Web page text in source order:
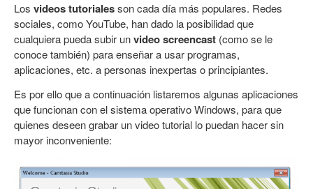
Los videos tutorialesson cada día más populares. Redes
sociales, como YouTube, han dado la posibilidad que
cualquiera pueda subir unvideo screencast (como se le
conoce también) para enseñar a usar programas,
aplicaciones, etc. a personas inexpertas o principiantes.
Es por ello que a continuación listaremos algunas aplicaciones
que funcionan con el sistema operativo Windows, para que
quienes deseen grabar un video tutorial lo puedan hacer sin
mayor inconveniente: